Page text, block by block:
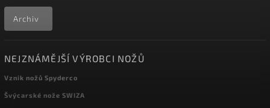
Archiv
NEJZNÁMĚJŠÍ VÝROBCI NOŽŮ
Vznik nožů Spyderco
Švýcarské nože SWIZA